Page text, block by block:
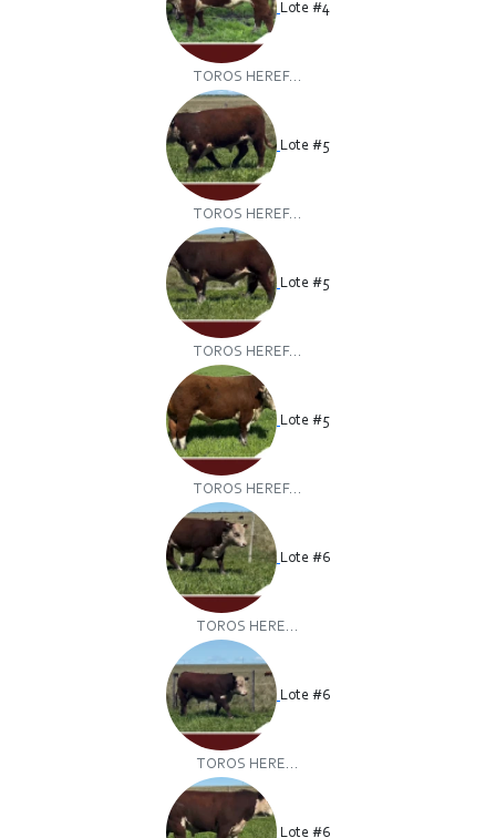
Lote #4
TOROS HEREF...
Lote #5
TOROS HEREF...
Lote #5
TOROS HEREF...
Lote #5
TOROS HEREF...
Lote #6
TOROS HERE...
Lote #6
TOROS HERE...
Lote #6